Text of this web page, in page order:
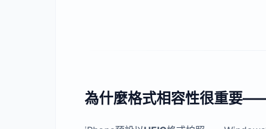
為什麼格式相容性很重要